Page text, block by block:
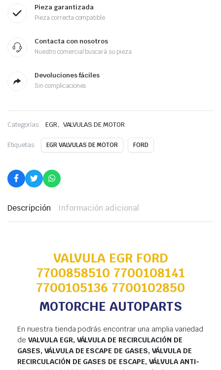
Pieza garantizada
Pieza correcta compatible
Contacta con nosotros
Nuestro comercial buscará su pieza
Devoluciones fáciles
Sin complicaciones
Categorías: EGR, VALVULAS DE MOTOR
Etiquetas: EGR VALVULAS DE MOTOR FORD
Descripción Información adicional
VALVULA EGR FORD
7700858510 7700108141
7700105136 7700102850
MOTORCHE AUTOPARTS
En nuestra tienda podrás encontrar una amplia variedad
de VALVULA EGR, VÁLVULA DE RECIRCULACIÓN DE
GASES, VÁLVULA DE ESCAPE DE GASES, VÁLVULA DE
RECIRCULACIÓN DE GASES DE ESCAPE, VÁLVULA ANTI-